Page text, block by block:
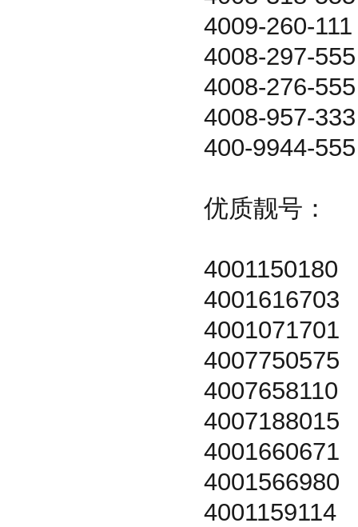
4009-260-111
4008-297-555
4008-276-555
4008-957-333
400-9944-555
优质靓号：
4001150180
4001616703
4001071701
4007750575
4007658110
4007188015
4001660671
4001566980
4001159114